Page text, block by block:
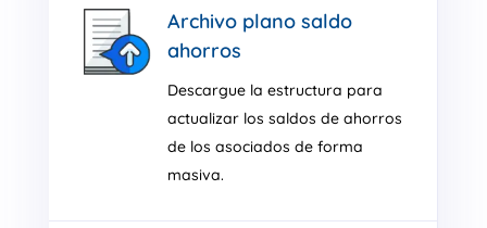
Archivo plano saldo
ahorros
Descargue la estructura para
actualizar los saldos de ahorros
de los asociados de forma
masiva.